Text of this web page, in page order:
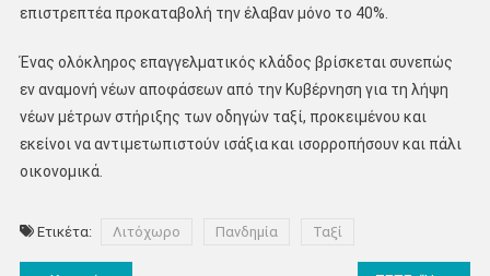
επιστρεπτέα προκαταβολή την έλαβαν μόνο το 40%.
Ένας ολόκληρος επαγγελματικός κλάδος βρίσκεται συνεπώς
εν αναμονή νέων αποφάσεων από την Κυβέρνηση για τη λήψη
νέων μέτρων στήριξης των οδηγών ταξί, προκειμένου και
εκείνοι να αντιμετωπιστούν ισάξια και ισορροπήσουν και πάλι
οικονομικά.
Ετικέτα: Λιτόχωρο Πανδημία Ταξί